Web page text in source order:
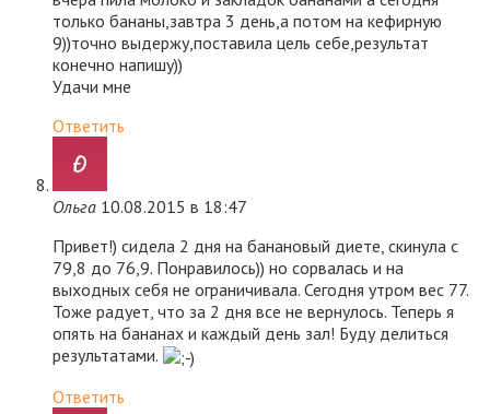
только бананы,завтра 3 день,а потом на кефирную
9))точно выдержу,поставила цель себе,результат
конечно напишу))
Удачи мне
Ответить
Ольга 10.08.2015 в 18:47
Привет!) сидела 2 дня на банановый диете, скинула с
79,8 до 76,9. Понравилось)) но сорвалась и на
выходных себя не ограничивала. Сегодня утром вес 77.
Тоже радует, что за 2 дня все не вернулось. Теперь я
опять на бананах и каждый день зал! Буду делиться
результатами.
Ответить